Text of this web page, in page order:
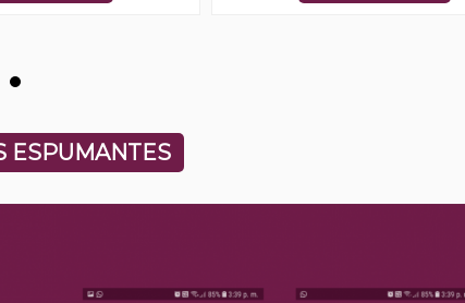
ESPUMANTES